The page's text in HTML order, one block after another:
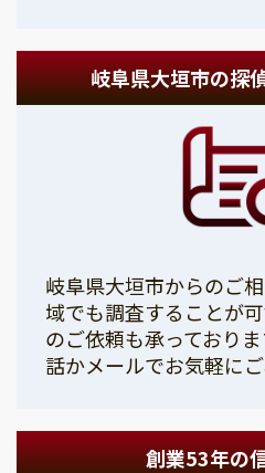
岐阜県大垣市の探
岐阜県大垣市からのご
域でも調査することが
のご依頼も承っており
話かメールでお気軽にご
創業53年の